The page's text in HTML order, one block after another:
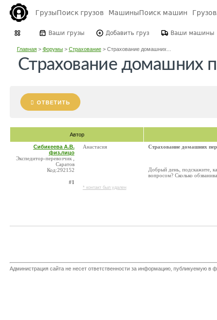
ГрузыПоиск грузов МашиныПоиск машин
Ваши грузы Добавить груз Ваши машины
Главная> Форумы> Страхование> Страхование домашних...
Страхование домашних
ОТВЕТИТЬ
Автор
Сибикеева А.В.
физ.лицо
Экспедитор-перевозчик ,
Саратов
Код:292152
#1
Анастасия
* контакт был удален
Страхование домашних
Добрый день, подскажите,
вопросом? Сколько
Администрация сайта не несет ответственности за информацию, публикуемую